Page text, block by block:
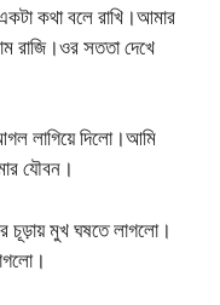
কথা বলে রাখি।আমার
রাজি।ওর সততা দেখে
লাগিয়ে দিলো।আমি
যৌবন।
চূড়ায় মুখ ঘষতে লাগলো।